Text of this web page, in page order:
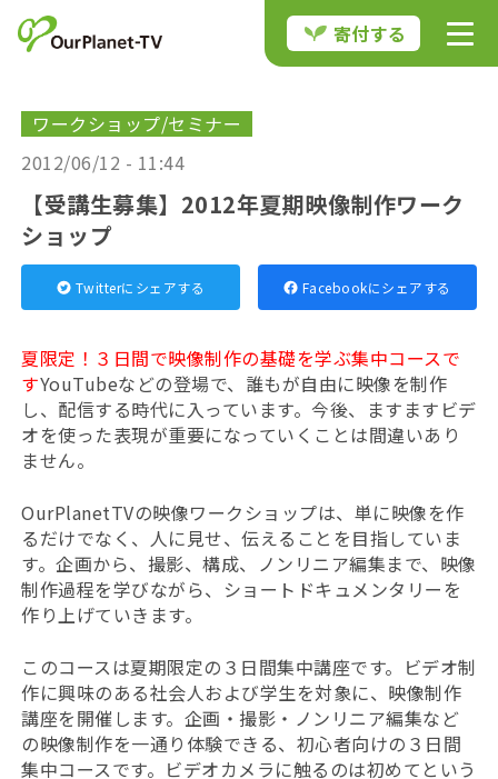
寄付する
ワークショップ/セミナー
2012/06/12 - 11:44
【受講生募集】2012年夏期映像制作ワーク
ショップ
Twitterにシェアする Facebookにシェアする
夏限定！３日間で映像制作の基礎を学ぶ集中コースで
すYouTubeなどの登場で、誰もが自由に映像を制作
し、配信する時代に入っています。今後、ますますビデ
オを使った表現が重要になっていくことは間違いあり
ません。
OurPlanetTVの映像ワークショップは、単に映像を作
るだけでなく、人に見せ、伝えることを目指していま
す。企画から、撮影、構成、ノンリニア編集まで、映像
制作過程を学びながら、ショートドキュメンタリーを
作り上げていきます。
このコースは夏期限定の３日間集中講座です。ビデオ制
作に興味のある社会人および学生を対象に、映像制作
講座を開催します。企画・撮影・ノンリニア編集など
の映像制作を一通り体験できる、初心者向けの３日間
集中コースです。ビデオカメラに触るのは初めてという